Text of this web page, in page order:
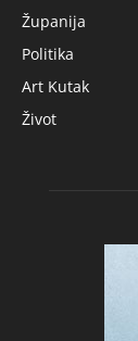
Županija
Politika
Art Kutak
Život